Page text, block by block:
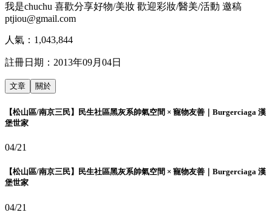
我是chuchu 喜歡分享好物/美妝 歡迎彩妝/醫美/活動 邀稿
ptjiou@gmail.com
人氣： 1,043,844
註冊日期： 2013年09月04日
文章 關於
【松山區/南京三民】民生社區黑灰系帥氣空間 × 寵物友善｜Burgerciaga 漢
堡世家
04/21
【松山區/南京三民】民生社區黑灰系帥氣空間 × 寵物友善｜Burgerciaga 漢
堡世家
04/21